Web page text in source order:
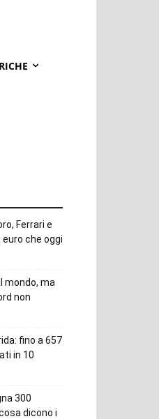
Ferrari e
che oggi
mondo, ma
non
fino a 657
in 10
300
dicono i